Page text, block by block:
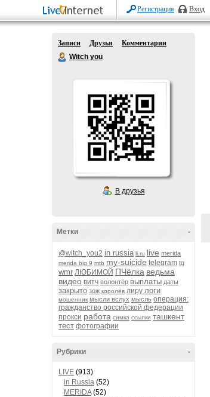
Регистрация Вход
Записи Друзья
Комментарии
Witch you
В друзья
-
Метки
@witch_you2 in russia li.ru live merida
merida big 9 mtb my-suicide telegram tg
wmr ЛЮБИМОЙ ПЧёлка ведьма
видео витч волонтёр выплаты даты
закрыто зож королёв лиру логи
мошенник мысли вслух мысль операция:
гражданство российской федерации
прокси работа симка ссылки ташкент
тест фотографии
-
Рубрики
LIVE (913)
in Russia (52)
MERIDA(52)